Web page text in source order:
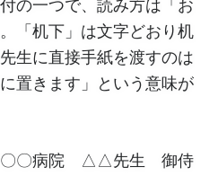
の一つで、読み方は「お
「机下」は文字どおり机
生に直接手紙を渡すのは
置きます」という意味が
〇〇病院 △△先生 御侍